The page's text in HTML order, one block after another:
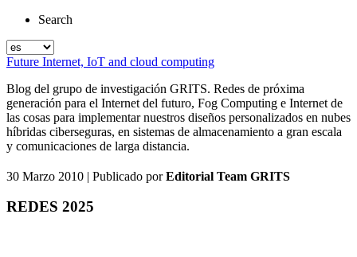
Search
Future Internet, IoT and cloud computing
Blog del grupo de investigación GRITS. Redes de próxima
generación para el Internet del futuro, Fog Computing e Internet de
las cosas para implementar nuestros diseños personalizados en nubes
híbridas ciberseguras, en sistemas de almacenamiento a gran escala
y comunicaciones de larga distancia.
30 Marzo 2010 | Publicado porEditorial Team GRITS
REDES 2025